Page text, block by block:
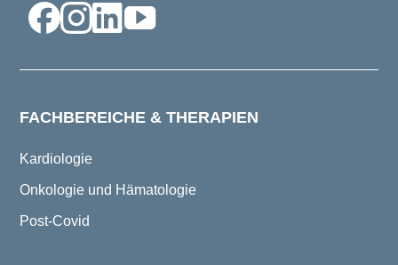
FACHBEREICHE & THERAPIEN
Kardiologie
Onkologie und Hämatologie
Post-Covid